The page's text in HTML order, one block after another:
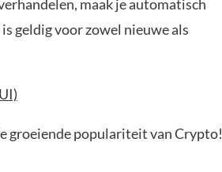
maak je automatisch
is geldig voor zowel nieuwe als
groeiende populariteit van Crypto!